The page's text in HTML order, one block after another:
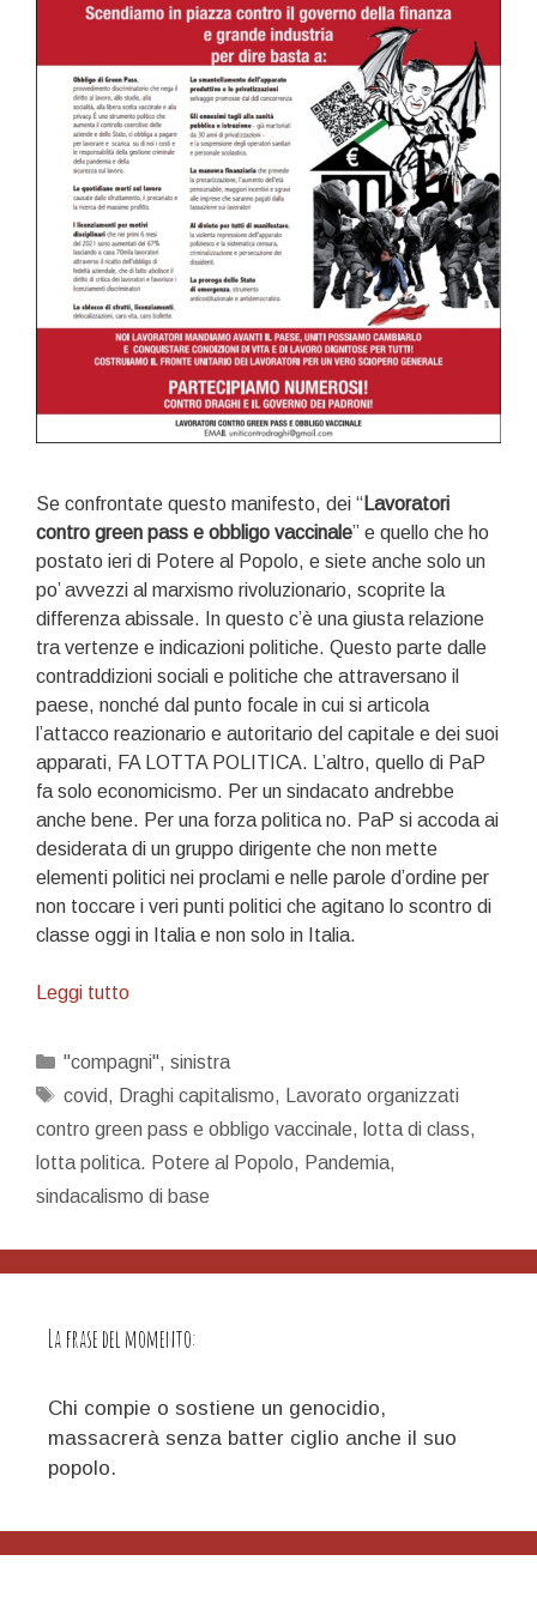
Se confrontate questo manifesto, dei “Lavoratori
contro green pass e obbligo vaccinale” e quello che ho
postato ieri di Potere al Popolo, e siete anche solo un
po’ avvezzi al marxismo rivoluzionario, scoprite la
differenza abissale. In questo c’è una giusta relazione
tra vertenze e indicazioni politiche. Questo parte dalle
contraddizioni sociali e politiche che attraversano il
paese, nonché dal punto focale in cui si articola
l’attacco reazionario e autoritario del capitale e dei suoi
apparati, FA LOTTA POLITICA. L’altro, quello di PaP
fa solo economicismo. Per un sindacato andrebbe
anche bene. Per una forza politica no. PaP si accoda ai
desiderata di un gruppo dirigente che non mette
elementi politici nei proclami e nelle parole d’ordine per
non toccare i veri punti politici che agitano lo scontro di
classe oggi in Italia e non solo in Italia.
Leggi tuttoUn
Categorie
"compagni", sinistra
Tag
covid, Draghi capitalismo,
Lavorato organizzati
contro green pass e obbligo vaccinale, lotta di class,
lotta politica. Potere al Popolo, Pandemia,
sindacalismo di base
La frase del momento:
Chi compie o sostiene un genocidio,
massacrerà senza batter ciglio anche il suo
popolo.